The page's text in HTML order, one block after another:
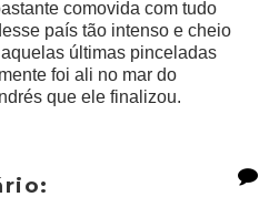
comovida com tudo
país tão intenso e cheio
últimas pinceladas
foi ali no mar do
que ele finalizou.